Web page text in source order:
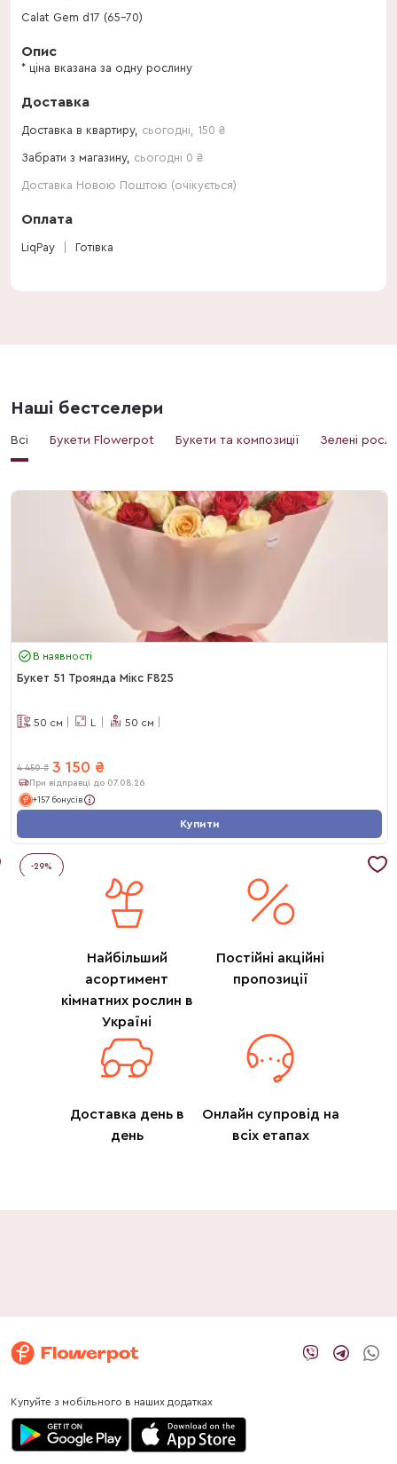
Calat Gem d17 (65-70)
Опис
* ціна вказана за одну рослину
Доставка
Доставка в квартиру, сьогодні 150 ₴
Забрати з магазину, сьогодні 0 ₴
Доставка Новою Поштою (очікується)
Оплата
LiqPay Готівка
Наші бестселери
Всі Букети Flowerpot Букети та композиції Зелені
В наявності
Букет 51 Троянда Мікс F825
50 см L 50 см
4 450 ₴ 3 150 ₴
При відправці до 07.08.26
+157 бонусів
Купити
-29%
Найбільший
асортимент
кімнатних рослин в
Україні
Постійні акційні
пропозиції
Доставка день в
день
Онлайн супровід на
всіх етапах
Купуйте з мобільного в наших додатках